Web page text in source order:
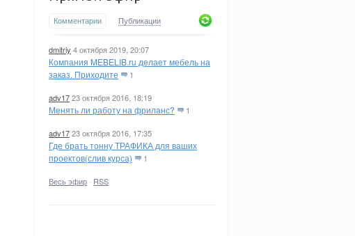
Комментарии Публикации
dmitriy 4 октября 2019, 20:07
Компания MEBELIB.ru делает мебель на
заказ. Приходите
1
adv1723 октября 2016, 18:19
Менять ли работу на фриланс? 1
adv1723 октября 2016, 17:35
Где брать тонну ТРАФИКА для ваших
проектов(слив курса)
1
Весь эфир · RSS